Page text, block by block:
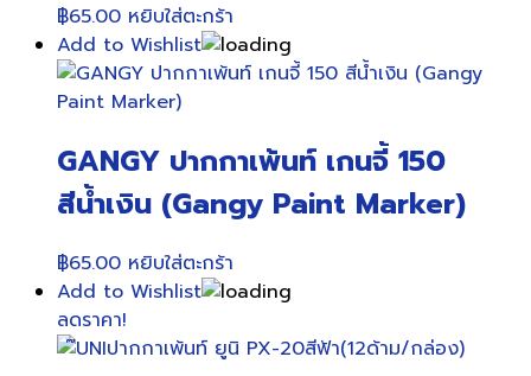
฿65.00 หยิบใส่ตะกร้า
Add to Wishlist
GANGY ปากกาเพ้นท์ เกนจี้ 150
สีน้ำเงิน (Gangy Paint Marker)
฿65.00 หยิบใส่ตะกร้า
Add to Wishlist
ลดราคา!